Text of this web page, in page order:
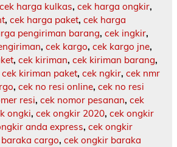
cek harga kulkas, cek harga ongkir,
, cek harga paket, cek harga
pengiriman barang, cek ingkir,
, cek kargo, cek kargo jne,
, cek kiriman, cek kiriman barang,
cek kiriman paket, cek ngkir, cek nmr
, cek no resi online, cek no resi
resi, cek nomor pesanan, cek
ongki, cek ongkir 2020, cek ongkir
anda express, cek ongkir
cargo, cek ongkir baraka